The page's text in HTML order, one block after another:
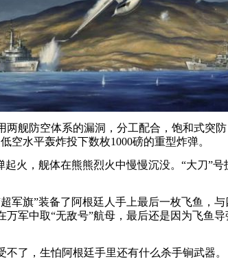
舰防空体系的漏洞，分工配合，饱和式突防
空水平轰炸投下数枚1000磅的重型炸弹。
火，舰体在熊熊烈火中慢慢沉没。“大刀”号
旗”装备了阿根廷人手上最后一枚飞鱼，与
万军中取“无敌号”航母，最后还是因为飞鱼
了，生怕阿根廷手里还有什么杀手锏武器。